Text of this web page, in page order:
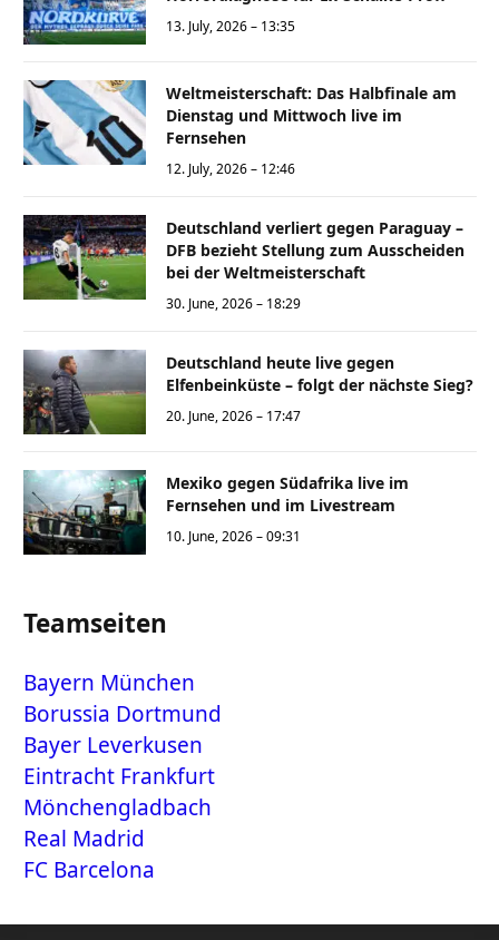
13. July, 2026 – 13:35
Weltmeisterschaft: Das Halbfinale am
Dienstag und Mittwoch live im
Fernsehen
12. July, 2026 – 12:46
Deutschland verliert gegen Paraguay –
DFB bezieht Stellung zum Ausscheiden
bei der Weltmeisterschaft
30. June, 2026 – 18:29
Deutschland heute live gegen
Elfenbeinküste – folgt der nächste Sieg?
20. June, 2026 – 17:47
Mexiko gegen Südafrika live im
Fernsehen und im Livestream
10. June, 2026 – 09:31
Teamseiten
Bayern München
Borussia Dortmund
Bayer Leverkusen
Eintracht Frankfurt
Mönchengladbach
Real Madrid
FC Barcelona